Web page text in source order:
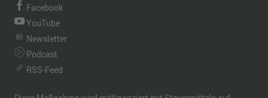
Facebook
YouTube
Newsletter
Podcast
RSS-Feed